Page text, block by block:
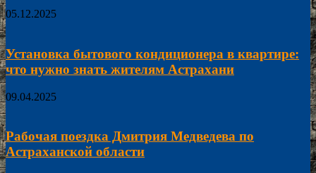
05.12.2025
Установка бытового кондиционера в квартире:
что нужно знать жителям Астрахани
09.04.2025
Рабочая поездка Дмитрия Медведева по
Астраханской области